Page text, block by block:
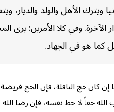
ويترك الأهل والولد
وفي كلا الأمرين:
كما هو في الجهاد.
كان حج النافلة، فإن الحج
حقاً لا حظ نفسه، فإن رضا